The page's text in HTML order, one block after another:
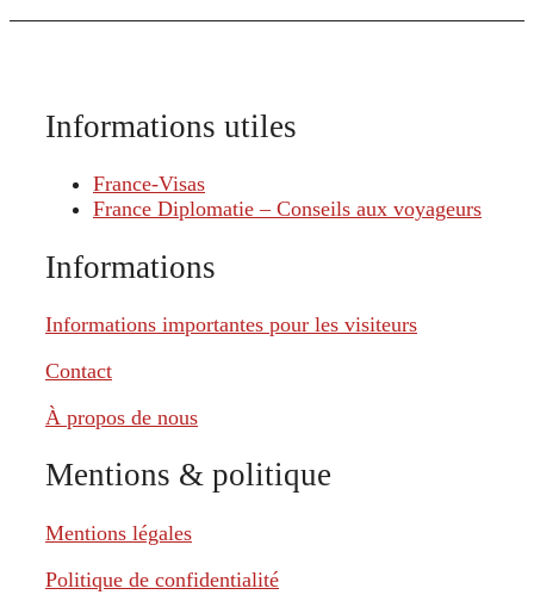
Informations utiles
France-Visas
France Diplomatie – Conseils aux voyageurs
Informations
Informations importantes pour les visiteurs
Contact
À propos de nous
Mentions & politique
Mentions légales
Politique de confidentialité